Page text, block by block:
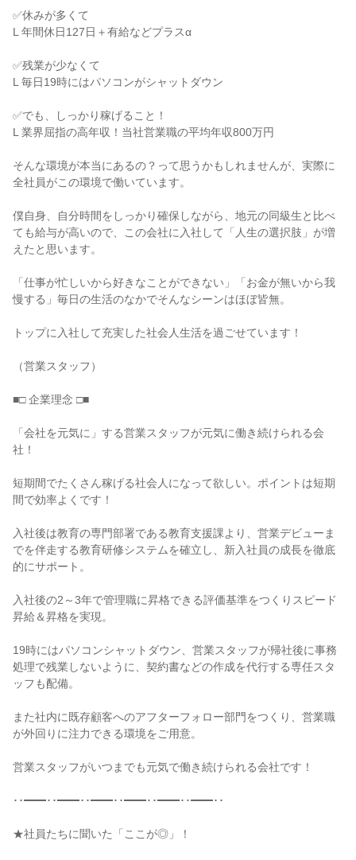
✅休みが多くて
L 年間休日127日＋有給などプラスα
✅残業が少なくて
L 毎日19時にはパソコンがシャットダウン
✅でも、しっかり稼げること！
L 業界屈指の高年収！当社営業職の平均年収800万円
そんな環境が本当にあるの？って思うかもしれませんが、実際に
全社員がこの環境で働いています。
僕自身、自分時間をしっかり確保しながら、地元の同級生と比べ
ても給与が高いので、この会社に入社して「人生の選択肢」が増
えたと思います。
「仕事が忙しいから好きなことができない」「お金が無いから我
慢する」毎日の生活のなかでそんなシーンはほぼ皆無。
トップに入社して充実した社会人生活を過ごせています！
（営業スタッフ）
■□ 企業理念 □■
「会社を元気に」する営業スタッフが元気に働き続けられる会
社！
短期間でたくさん稼げる社会人になって欲しい。ポイントは短期
間で効率よくです！
入社後は教育の専門部署である教育支援課より、営業デビューま
でを伴走する教育研修システムを確立し、新入社員の成長を徹底
的にサポート。
入社後の2～3年で管理職に昇格できる評価基準をつくりスピード
昇給＆昇格を実現。
19時にはパソコンシャットダウン、営業スタッフが帰社後に事務
処理で残業しないように、契約書などの作成を代行する専任スタ
ッフも配備。
また社内に既存顧客へのアフターフォロー部門をつくり、営業職
が外回りに注力できる環境をご用意。
営業スタッフがいつまでも元気で働き続けられる会社です！
･･━━･･━━･･━━･･━━･･━━･･━━･･
★社員たちに聞いた「ここが◎」！